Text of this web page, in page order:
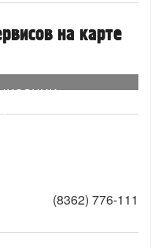
на карте
(8362) 776-111